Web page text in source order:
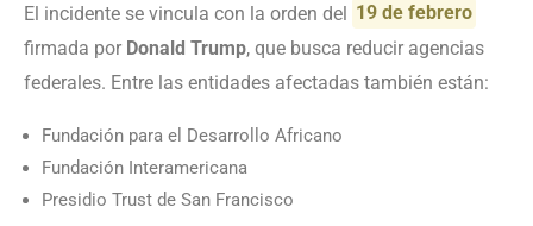
El incidente se vincula con la orden del 19 de febrero
firmada por Donald Trump, que busca reducir agencias
federales. Entre las entidades afectadas también están:
Fundación para el Desarrollo Africano
Fundación Interamericana
Presidio Trust de San Francisco